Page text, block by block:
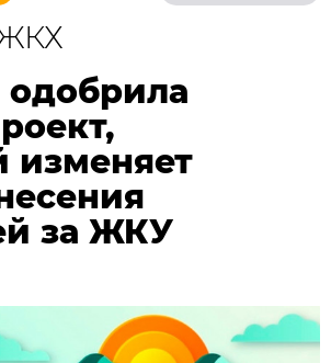
одобрила
изменяет
за ЖКУ